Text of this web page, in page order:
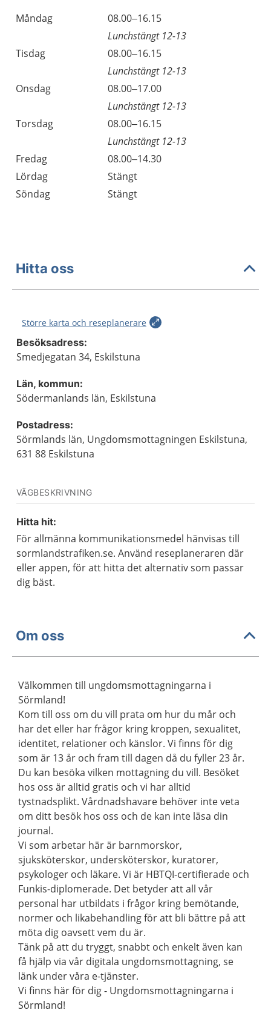
Dag
Öppettider
Kommentarer
Måndag
08.00–16.15
Lunchstängt 12-13
Tisdag
08.00–16.15
Lunchstängt 12-13
Onsdag
08.00–17.00
Lunchstängt 12-13
Torsdag
08.00–16.15
Lunchstängt 12-13
Fredag
08.00–14.30
Lördag
Stängt
Söndag
Stängt
Hitta oss
Större karta och reseplanerare
Besöksadress:
Smedjegatan 34, Eskilstuna
Län, kommun:
Södermanlands län, Eskilstuna
Postadress:
Sörmlands län, Ungdomsmottagningen Eskilstuna,
631 88 Eskilstuna
VÄGBESKRIVNING
Hitta hit:
För allmänna kommunikationsmedel hänvisas till
sormlandstrafiken.se. Använd reseplaneraren där
eller appen, för att hitta det alternativ som passar
dig bäst.
Om oss
Välkommen till ungdomsmottagningarna i
Sörmland!
Kom till oss om du vill prata om hur du mår och
har det eller har frågor kring kroppen, sexualitet,
identitet, relationer och känslor. Vi finns för dig
som är 13 år och fram till dagen då du fyller 23 år.
Du kan besöka vilken mottagning du vill. Besöket
hos oss är alltid gratis och vi har alltid
tystnadsplikt. Vårdnadshavare behöver inte veta
om ditt besök hos oss och de kan inte läsa din
journal.
Vi som arbetar här är barnmorskor,
sjuksköterskor, undersköterskor, kuratorer,
psykologer och läkare. Vi är HBTQI-certifierade och
Funkis-diplomerade. Det betyder att all vår
personal har utbildats i frågor kring bemötande,
normer och likabehandling för att bli bättre på att
möta dig oavsett vem du är.
Tänk på att du tryggt, snabbt och enkelt även kan
få hjälp via vår digitala ungdomsmottagning, se
länk under våra e-tjänster.
Vi finns här för dig - Ungdomsmottagningarna i
Sörmland!